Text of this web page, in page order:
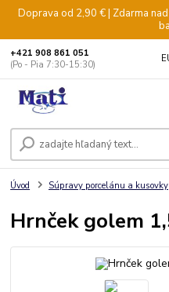
Doprava od 2,90 € | Zdarma
+421 908 861 051
(Po - Pia 7:30-15:30)
Úvod Súpravy porcelánu a kusovky
Hrnček golem